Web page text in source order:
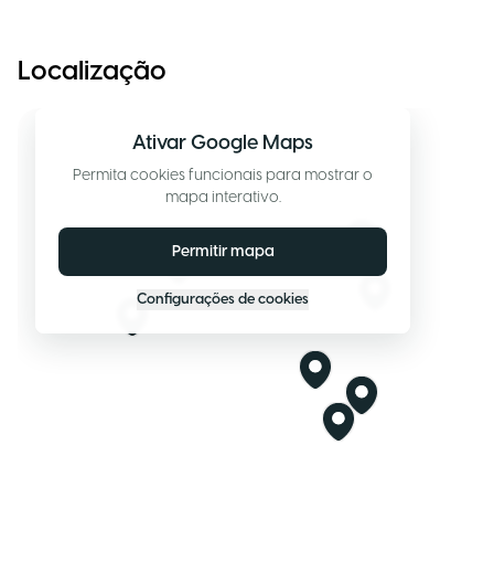
Localização
Ativar Google Maps
Permita cookies funcionais para mostrar o
mapa interativo.
Permitir mapa
Configurações de cookies